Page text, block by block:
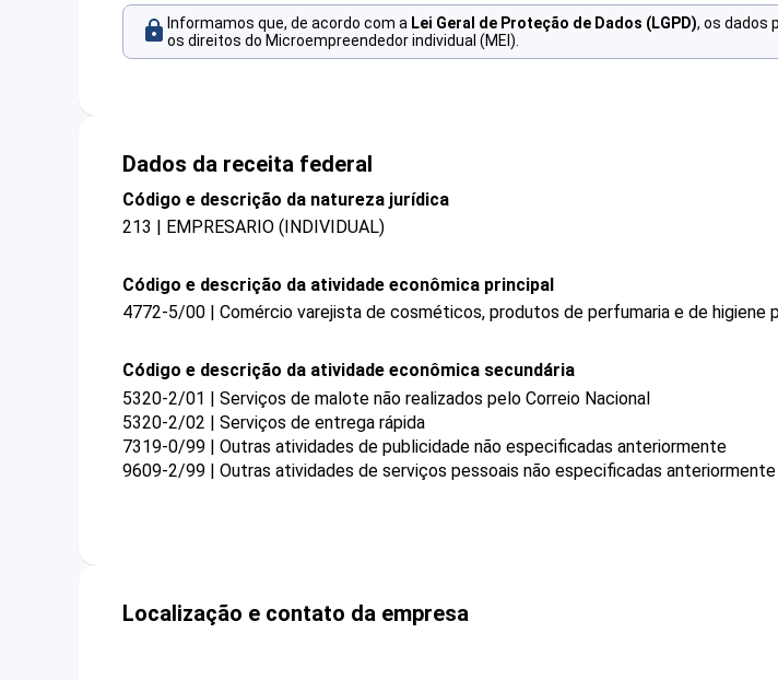
Informamos que, de acordo com a Lei Geral de Proteção de Dados (LGPD), os dados
os direitos do Microempreendedor individual (MEI).
Dados da receita federal
Código e descrição da natureza jurídica
213 | EMPRESARIO (INDIVIDUAL)
Código e descrição da atividade econômica principal
4772-5/00 | Comércio varejista de cosméticos, produtos de perfumaria e de higiene
Código e descrição da atividade econômica secundária
5320-2/01 | Serviços de malote não realizados pelo Correio Nacional
5320-2/02 | Serviços de entrega rápida
7319-0/99 | Outras atividades de publicidade não especificadas anteriormente
9609-2/99 | Outras atividades de serviços pessoais não especificadas anteriormente
Localização e contato da empresa